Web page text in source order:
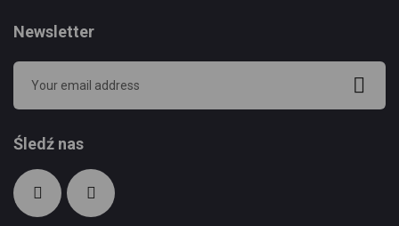
Newsletter
Śledź nas